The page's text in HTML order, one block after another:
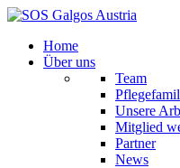
Home
Über uns
Team
Unsere
Mitglied
Partner
News